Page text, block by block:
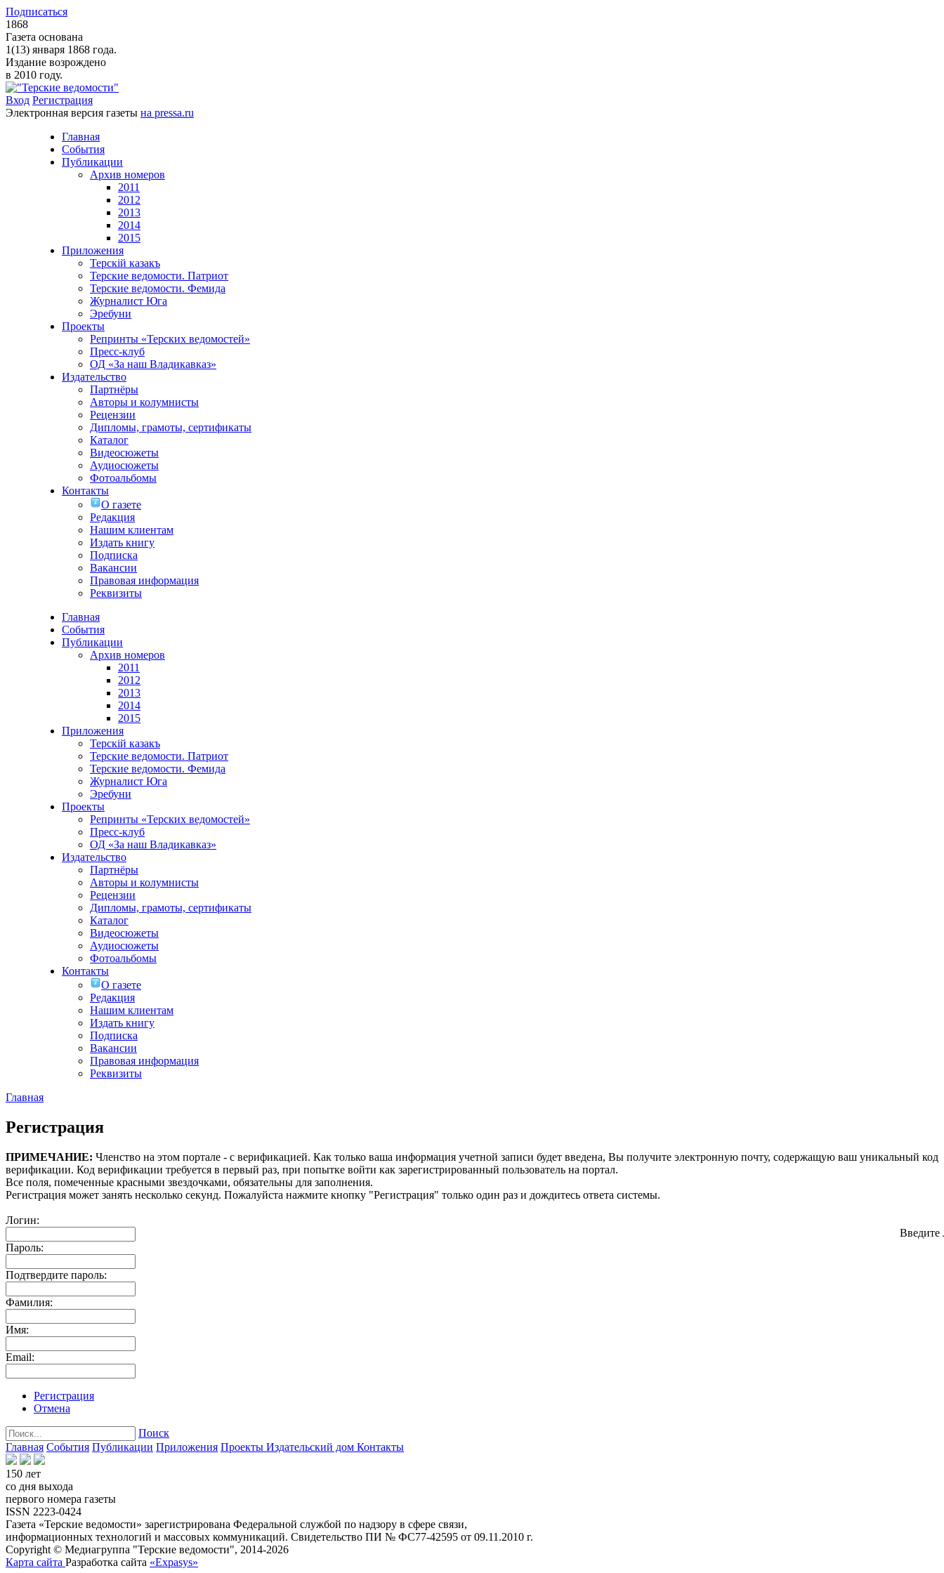
Подписаться
1868
Газета основана
1(13) января 1868 года.
Издание возрождено
в 2010 году.
Вход Регистрация
Электронная версия газеты на pressa.ru
Главная
События
Публикации
Архив номеров
2011
2012
2013
2014
2015
Приложения
Терскiй казакъ
Терские ведомости. Патриот
Терские ведомости. Фемида
Журналист Юга
Эребуни
Проекты
Репринты «Терских ведомостей»
Пресс-клуб
ОД «За наш Владикавказ»
Издательство
Партнёры
Авторы и колумнисты
Рецензии
Дипломы, грамоты, сертификаты
Каталог
Видеосюжеты
Аудиосюжеты
Фотоальбомы
Контакты
О газете
Редакция
Нашим клиентам
Издать книгу
Подписка
Вакансии
Правовая информация
Реквизиты
Главная
События
Публикации
Архив номеров
2011
2012
2013
2014
2015
Приложения
Терскiй казакъ
Терские ведомости. Патриот
Терские ведомости. Фемида
Журналист Юга
Эребуни
Проекты
Репринты «Терских ведомостей»
Пресс-клуб
ОД «За наш Владикавказ»
Издательство
Партнёры
Авторы и колумнисты
Рецензии
Дипломы, грамоты, сертификаты
Каталог
Видеосюжеты
Аудиосюжеты
Фотоальбомы
Контакты
О газете
Редакция
Нашим клиентам
Издать книгу
Подписка
Вакансии
Правовая информация
Реквизиты
Главная
Регистрация
ПРИМЕЧАНИЕ: Членство на этом портале - с верификацией. Как только ваша информация учетной записи будет введена, Вы получите электронную почту, содержащую ваш уникальный код
верификации. Код верификации требуется в первый раз, при попытке войти как зарегистрированный пользователь на портал.
Все поля, помеченные красными звездочками, обязательны для заполнения.
Регистрация может занять несколько секунд. Пожалуйста нажмите кнопку "Регистрация" только один раз и дождитесь ответа системы.
Логин:
Введите
Пароль:
Подтвердите пароль:
Фамилия:
Имя:
Email:
Регистрация
Отмена
Поиск
Главная События Публикации Приложения Проекты Издательский дом Контакты
150 лет
со дня выхода
первого номера газеты
ISSN 2223-0424
Газета «Терские ведомости» зарегистрирована Федеральной службой по надзору в сфере связи,
информационных технологий и массовых коммуникаций. Свидетельство ПИ № ФС77-42595 от 09.11.2010 г.
Copyright © Медиагруппа "Терские ведомости", 2014-2026
Карта сайта Разработка сайта «Expasys»